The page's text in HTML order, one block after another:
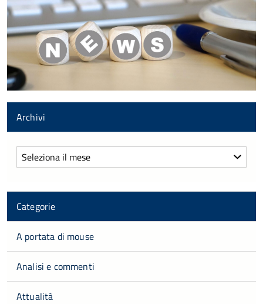
Archivi
Archivi
Categorie
A portata di mouse
Analisi e commenti
Attualità